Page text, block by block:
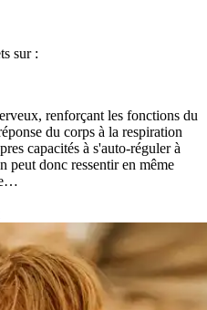
sur :
renforçant les fonctions du
du corps à la respiration
capacités à s'auto-réguler à
donc ressentir en même